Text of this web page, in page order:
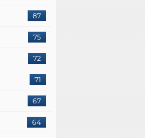
87
75
72
71
67
64